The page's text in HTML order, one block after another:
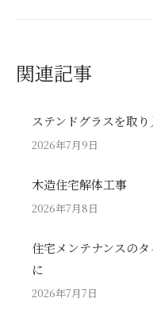
関連記事
ステンドグラスを取
2026年7月9日
木造住宅解体工事
2026年7月8日
住宅メンテナンスの
に
2026年7月7日